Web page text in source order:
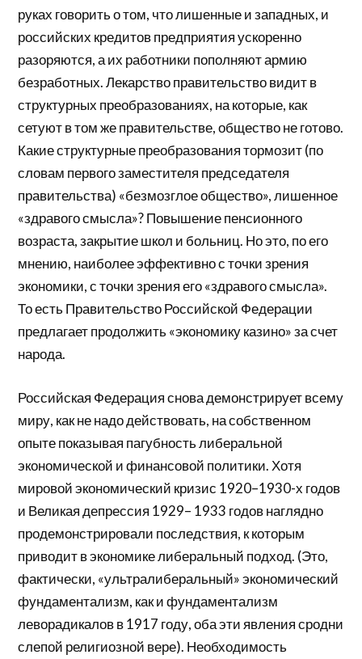
руках говорить о том, что лишенные и западных, и
российских кредитов предприятия ускоренно
разоряются, а их работники пополняют армию
безработных. Лекарство правительство видит в
структурных преобразованиях, на которые, как
сетуют в том же правительстве, общество не готово.
Какие структурные преобразования тормозит (по
словам первого заместителя председателя
правительства) «безмозглое общество», лишенное
«здравого смысла»? Повышение пенсионного
возраста, закрытие школ и больниц. Но это, по его
мнению, наиболее эффективно с точки зрения
экономики, с точки зрения его «здравого смысла».
То есть Правительство Российской Федерации
предлагает продолжить «экономику казино» за счет
народа.
Российская Федерация снова демонстрирует всему
миру, как не надо действовать, на собственном
опыте показывая пагубность либеральной
экономической и финансовой политики. Хотя
мировой экономический кризис 1920–1930-х годов
и Великая депрессия 1929– 1933 годов наглядно
продемонстрировали последствия, к которым
приводит в экономике либеральный подход. (Это,
фактически, «ультралиберальный» экономический
фундаментализм, как и фундаментализм
леворадикалов в 1917 году, оба эти явления сродни
слепой религиозной вере). Необходимость